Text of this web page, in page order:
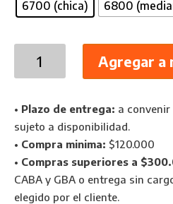
6700 (chica) 6800
Full
Face
3M
6700
/
6800
Agregar a
• Plazo de entrega: a
sujeto a disponibilidad.
• Compra minima: $120.000
• Compras superiores a
CABA y GBA o entrega sin
elegido por el cliente.